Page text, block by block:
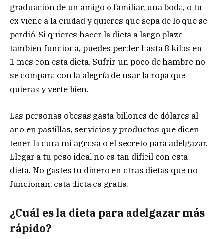
graduación de un amigo o familiar, una boda, o tu
ex viene a la ciudad y quieres que sepa de lo que se
perdió. Si quieres hacer la dieta a largo plazo
también funciona, puedes perder hasta 8 kilos en
1 mes con esta dieta. Sufrir un poco de hambre no
se compara con la alegría de usar la ropa que
quieras y verte bien.
Las personas obesas gasta billones de dólares al
año en pastillas, servicios y productos que dicen
tener la cura milagrosa o el secreto para adelgazar.
Llegar a tu peso ideal no es tan difícil con esta
dieta. No gastes tu dinero en otras dietas que no
funcionan, esta dieta es gratis.
¿Cuál es la dieta para adelgazar más
rápido?